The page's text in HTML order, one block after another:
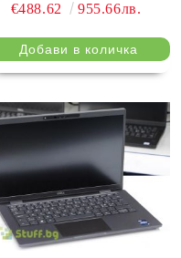
€488.62
955.66лв.